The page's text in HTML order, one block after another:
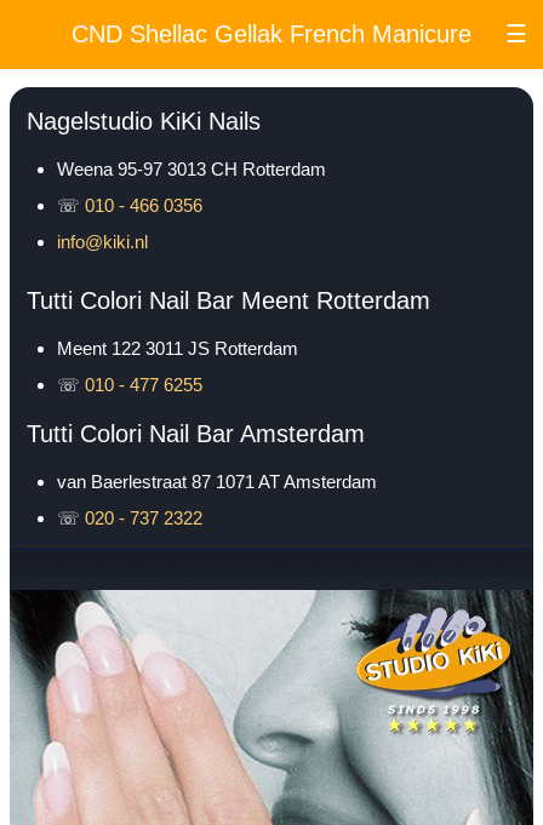
CND Shellac Gellak French Manicure ☰
Nagelstudio KiKi Nails
Weena 95-97 3013 CH Rotterdam
☏010 - 466 0356
info@kiki.nl
Tutti Colori Nail Bar Meent Rotterdam
Meent 122 3011 JS Rotterdam
☏010 - 477 6255
Tutti Colori Nail Bar Amsterdam
van Baerlestraat 87 1071 ATAmsterdam
☏020 - 737 2322